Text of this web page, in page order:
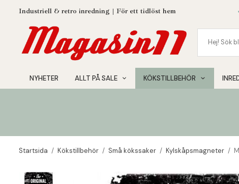
Industriell & retro inredning | För ett tidlöst hem
NYHETER ALLT PÅ SALE KÖKSTILLBEHÖR
Startsida / Kökstillbehör / Små kökssaker / Kylskåpsmagneter /